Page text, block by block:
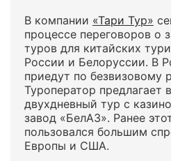
В компании «Тари Тур»
процессе переговоров о
туров для китайских
России и Белоруссии. В
приедут по безвизовому
Туроператор предлагает
двухдневный тур с
завод «БелАЗ». Ранее
пользовался большим
Европы и США.